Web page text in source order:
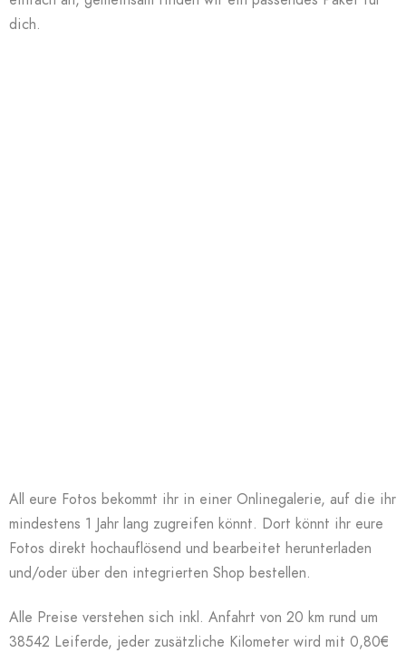
dich.
All eure Fotos bekommt ihr in einer Onlinegalerie, auf die ihr
mindestens 1 Jahr lang zugreifen könnt. Dort könnt ihr eure
Fotos direkt hochauflösend und bearbeitet herunterladen
und/oder über den integrierten Shop bestellen.
Alle Preise verstehen sich inkl. Anfahrt von 20 km rund um
38542 Leiferde, jeder zusätzliche Kilometer wird mit 0,80€